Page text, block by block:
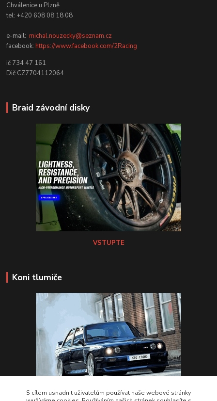
Chválenice u Plzně
tel: +420 608 08 18 08
e-mail:michal.nouzecky@seznam.cz
facebook:https://www.facebook.com/2Racing
ič 734 47 161
Dič CZ7704112064
Braid závodní disky
VSTUPTE
Koni tlumiče
S cílem usnadnit uživatelům používat naše webové stránky